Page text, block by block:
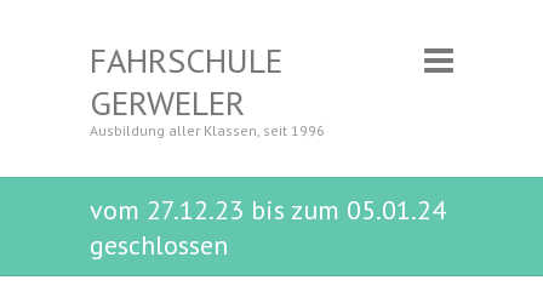
FAHRSCHULE
GERWELER
Ausbildung aller Klassen, seit 1996
vom 27.12.23 bis zum 05.01.24
geschlossen